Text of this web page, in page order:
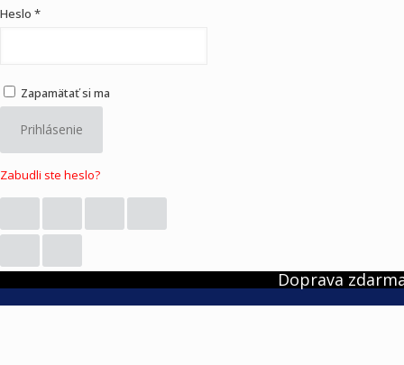
Heslo *
Zapamätať si ma
Prihlásenie
Zabudli ste heslo?
Doprava